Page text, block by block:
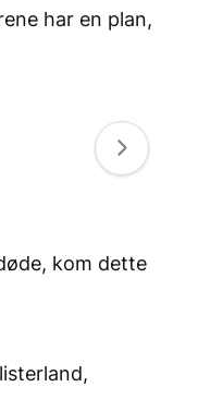
har en plan,
kom dette